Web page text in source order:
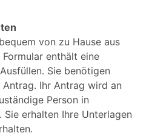
von zu Hause aus
enthält eine
Sie benötigen
Ihr Antrag wird an
Person in
erhalten Ihre Unterlagen